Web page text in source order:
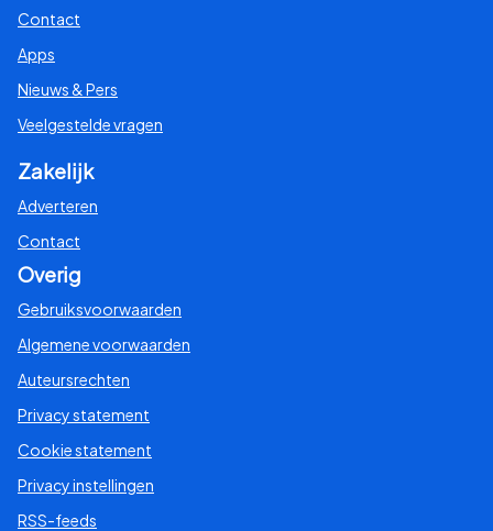
Contact
Apps
Nieuws & Pers
Veelgestelde vragen
Zakelijk
Adverteren
Contact
Overig
Gebruiksvoorwaarden
Algemene voorwaarden
Auteursrechten
Privacy statement
Cookie statement
Privacy instellingen
RSS-feeds